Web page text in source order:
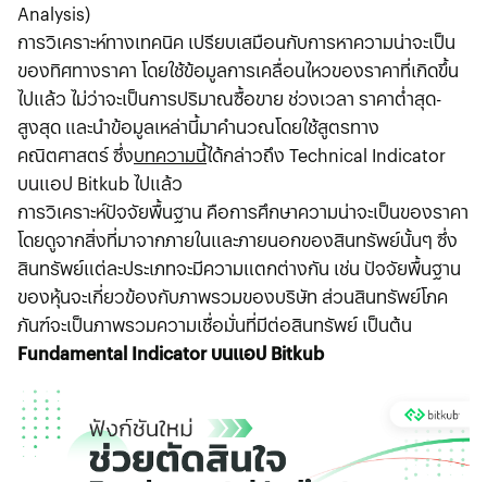
Analysis)
การวิเคราะห์ทางเทคนิค เปรียบเสมือนกับการหาความน่าจะเป็น
ของทิศทางราคา โดยใช้ข้อมูลการเคลื่อนไหวของราคาที่เกิดขึ้น
ไปแล้ว ไม่ว่าจะเป็นการปริมาณซื้อขาย ช่วงเวลา ราคาต่ำสุด-
สูงสุด และนำข้อมูลเหล่านี้มาคำนวณโดยใช้สูตรทาง
คณิตศาสตร์ ซึ่งบทความนี้ได้กล่าวถึง Technical Indicator
บนแอป Bitkub ไปแล้ว
การวิเคราะห์ปัจจัยพื้นฐาน คือการศึกษาความน่าจะเป็นของราคา
โดยดูจากสิ่งที่มาจากภายในและภายนอกของสินทรัพย์นั้นๆ ซึ่ง
สินทรัพย์แต่ละประเภทจะมีความแตกต่างกัน เช่น ปัจจัยพื้นฐาน
ของหุ้นจะเกี่ยวข้องกับภาพรวมของบริษัท ส่วนสินทรัพย์โภค
ภันฑ์จะเป็นภาพรวมความเชื่อมั่นที่มีต่อสินทรัพย์ เป็นต้น
Fundamental Indicator บนแอป Bitkub